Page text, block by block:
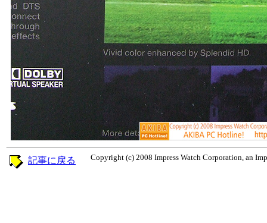
記事に戻る Copyright (c) 2008 Impress Watch Corporation, an